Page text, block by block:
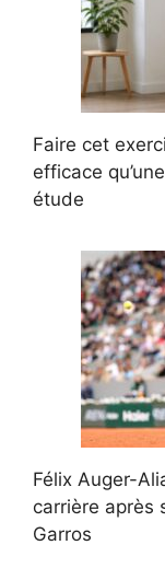
Faire cet
efficace
étude
Félix Auger-
carrière après
Garros